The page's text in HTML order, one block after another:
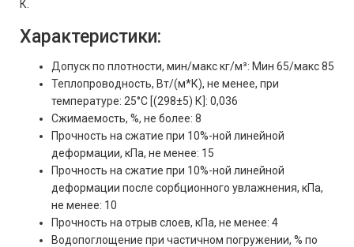
К.
Характеристики:
Допуск по плотности, мин/макс кг/м³: Мин 65/макс 85
Теплопроводность, Вт/(м*К), не менее, при
температуре: 25°С [(298±5) К]: 0,036
Сжимаемость, %, не более: 8
Прочность на сжатие при 10%-ной линейной
деформации, кПа, не менее: 15
Прочность на сжатие при 10%-ной линейной
деформации после сорбционного увлажнения, кПа,
не менее: 10
Прочность на отрыв слоев, кПа, не менее: 4
Водопоглощение при частичном погружении, % по